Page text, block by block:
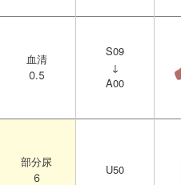
血清
0.5
S09
↓
A00
部分尿
6
U50
血清
0.5
S09
↓
A00
部分尿
6
U50